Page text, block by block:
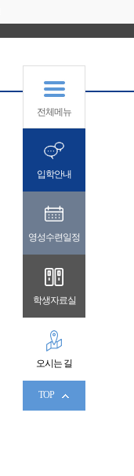
전체메뉴
입학안내
영성수련일정
학생자료실
오시는 길
TOP